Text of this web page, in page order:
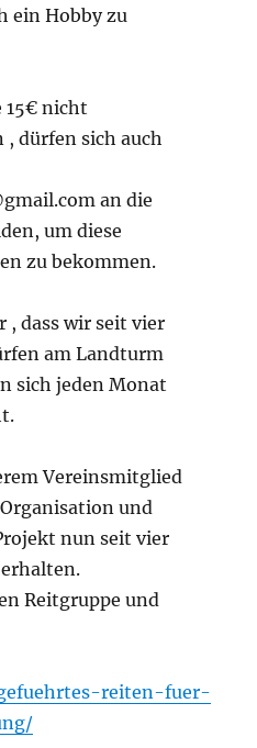
ein Hobby zu
15€ nicht
dürfen sich auch
an die
um diese
zu bekommen.
, dass wir seit vier
am Landturm
sich jeden Monat
Vereinsmitglied
und
nun seit vier
Reitgruppe und
reiten-fuer-